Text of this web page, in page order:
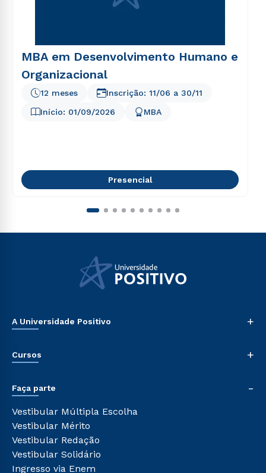
MBA em Desenvolvimento Humano e
Organizacional
Início: 01/09/2026
12 meses
MBA
Inscrição: 11/06 a 30/11
Presencial
A Universidade Positivo +
Sala de Imprensa
Sou Colaborador
Ética e Integridade
Cursos +
Pós-graduação
Cursos de Medicina
Cursos Livres
Cursos Técnicos
Cursos Profissionalizantes
Faça parte -
Vestibular Múltipla Escolha
Vestibular Mérito
Vestibular Redação
Vestibular Solidário
Ingresso via Enem